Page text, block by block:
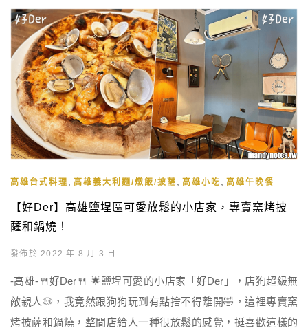
高雄台式料理 高雄義大利麵/燉飯/披薩 高雄小吃 高雄午晚餐
【好Der】高雄鹽埕區可愛放鬆的小店家，專賣窯烤披
薩和鍋燒！
發佈於 2022 年 8 月 3 日
-高雄-🍴好Der🍴 🌟鹽埕可愛的小店家「好Der」，店狗超級無
敵親人🐶，我竟然跟狗狗玩到有點捨不得離開🤣，這裡專賣窯
烤披薩和鍋燒，整間店給人一種很放鬆的感覺，挺喜歡這樣的